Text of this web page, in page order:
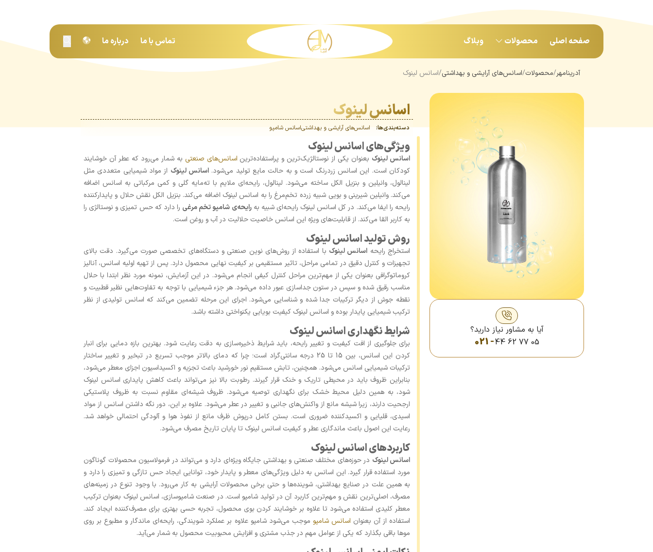
صفحه اصلی محصولات وبلاگ درباره ما تماس با ما
آدرینامهر محصولات اسانس‌های آرایشی و بهداشتی اسانس لینوک
آیا به مشاور نیاز دارید؟
021 -44 62 77 05
اسانس لینوک
دسته‌بندی‌ها: اسانس‌های آرایشی و بهداشتیاسانس شامپو
ویژگی‌های اسانس لینوک
اسانس لینوک بعنوان یکی از نوستالژیک‌ترین و پراستفاده‌ترین اسانس‌های صنعتی به شمار می‌رود که عطر آن خوشایند
کودکان است. این اسانس زردرنگ است و به حالت مایع تولید می‌شود. اسانس لینوک از مواد شیمیایی متعددی مثل
لینالول، وانیلین و بنزیل الکل ساخته می‌شود. لینالول، رایحه‌ای ملایم با ته‌مایه گلی و کمی مرکباتی به اسانس اضافه
می‌کند. وانیلین شیرینی و بویی شبیه زرده تخم‌مرغ را به اسانس لینوک اضافه می‌کند. بنزیل الکل نقش حلال و پایدارکننده
رایحه را ایفا می‌کند. در کل اسانس لینوک رایحه‌ای شبیه بهرایحه‌ی شامپو تخم مرغی را دارد که حس تمیزی و نوستالژی را
به کاربر القا می‌کند. از قابلیت‌های ویژه این اسانس خاصیت حلالیت در آب و روغن است.
روش تولید اسانس لینوک
استخراج رایحه اسانس لینوک با استفاده از روش‌های نوین صنعتی و دستگاه‌های تخصصی صورت می‌گیرد. دقت بالای
تجهیزات و کنترل دقیق در تمامی مراحل، تاثیر مستقیمی بر کیفیت نهایی محصول دارد. پس از تهیه اولیه اسانس، آنالیز
کروماتوگرافی بعنوان یکی از مهم‌ترین مراحل کنترل کیفی انجام می‌شود. در این آزمایش، نمونه مورد نظر ابتدا با حلال
مناسب رقیق شده و سپس در ستون جداسازی عبور داده می‌شود. هر جزء شیمیایی با توجه به تفاوت‌هایی نظیر قطبیت و
نقطه جوش از دیگر ترکیبات جدا شده و شناسایی می‌شود. اجرای این مرحله تضمین می‌کند که اسانس تولیدی از نظر
ترکیب شیمیایی پایدار بوده و اسانس لینوک کیفیت بویایی یکنواختی داشته باشد.
شرایط نگهداری اسانس لینوک
برای جلوگیری از افت کیفیت و تغییر رایحه، باید شرایط ذخیره‌سازی به دقت رعایت شود. بهترین بازه دمایی برای انبار
کردن این اسانس، بین 15 تا 25 درجه سانتی‌گراد است؛ چرا که دمای بالاتر موجب تسریع در تبخیر و تغییر ساختار
ترکیبات شیمیایی اسانس می‌شود. همچنین، تابش مستقیم نور خورشید باعث تجزیه و اکسیداسیون اجزای معطر می‌شود،
بنابراین ظروف باید در محیطی تاریک و خنک قرار گیرند. رطوبت بالا نیز می‌تواند باعث کاهش پایداری اسانس لینوک
شود، به همین دلیل محیط خشک برای نگهداری توصیه می‌شود. ظروف شیشه‌ای مقاوم نسبت به ظروف پلاستیکی
ارجحیت دارند، زیرا شیشه مانع از واکنش‌های جانبی و تغییر در عطر می‌شود. علاوه بر این، دور نگه داشتن اسانس از مواد
اسیدی، قلیایی و اکسیدکننده ضروری است. بستن کامل درپوش ظرف مانع از نفوذ هوا و آلودگی احتمالی خواهد شد.
رعایت این اصول باعث ماندگاری عطر و کیفیت اسانس لینوک تا پایان تاریخ مصرف می‌شود.
کاربردهای اسانس لینوک
اسانس لینوک در حوزه‌های مختلف صنعتی و بهداشتی جایگاه ویژه‌ای دارد و می‌تواند در فرمولاسیون محصولات گوناگون
مورد استفاده قرار گیرد. این اسانس به دلیل ویژگی‌های معطر و پایدار خود، توانایی ایجاد حس تازگی و تمیزی را دارد و
به همین علت در صنایع بهداشتی، شوینده‌ها و حتی برخی محصولات آرایشی به کار می‌رود. با وجود تنوع در زمینه‌های
مصرف، اصلی‌ترین نقش و مهم‌ترین کاربرد آن در تولید شامپو است. در صنعت شامپو‌سازی، اسانس لینوک بعنوان ترکیب
معطر کلیدی استفاده می‌شود تا علاوه بر خوشایند کردن بوی محصول، تجربه حسی بهتری برای مصرف‌کننده ایجاد کند.
استفاده از آن بعنوان اسانس شامپو موجب می‌شود شامپو علاوه بر عملکرد شویندگی، رایحه‌ای ماندگار و مطبوع بر روی
موها باقی بگذارد که یکی از عوامل مهم در جذب مشتری و افزایش محبوبیت محصول به شمار می‌آید.